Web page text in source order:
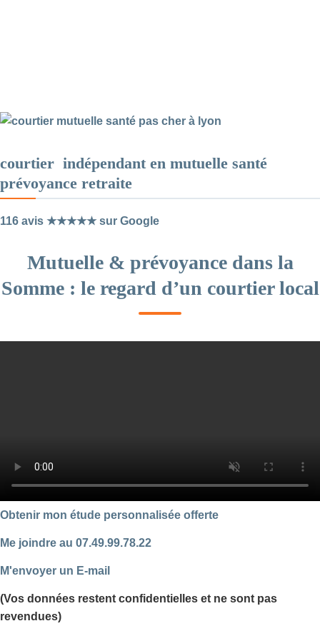
courtier indépendant en mutuelle santé
prévoyance retraite
116 avis ★★★★★ sur Google
Mutuelle & prévoyance dans la
Somme : le regard d’un courtier local
Obtenir mon étude personnalisée offerte
Me joindre au 07.49.99.78.22
M'envoyer un E-mail
(Vos données restent confidentielles et ne sont pas
revendues)